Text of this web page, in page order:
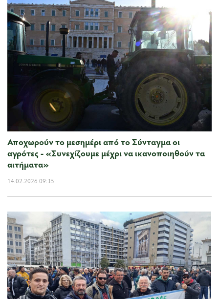
Αποχωρούν το μεσημέρι από το Σύνταγμα οι
αγρότες - «Συνεχίζουμε μέχρι να ικανοποιηθούν τα
αιτήματα»
14.02.2026 09:35